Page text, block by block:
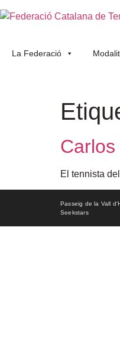
La Federació
Carlos
El tennista
Passeig de la Vall
Seekstars